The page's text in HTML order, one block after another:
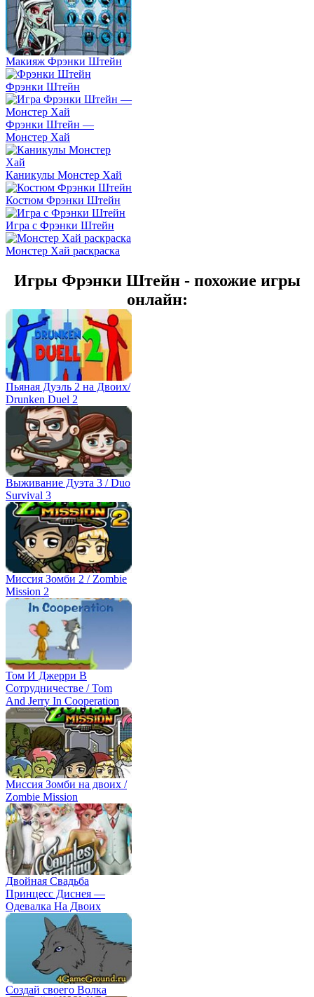
Макияж Фрэнки Штейн
Фрэнки Штейн
Фрэнки Штейн —
Монстер Хай
Каникулы Монстер Хай
Костюм Фрэнки Штейн
Игра с Фрэнки Штейн
Монстер Хай раскраска
Игры Фрэнки Штейн - похожие игры
онлайн:
Пьяная Дуэль 2 на Двоих/
Drunken Duel 2
Выживание Дуэта 3 / Duo
Survival 3
Миссия Зомби 2 / Zombie
Mission 2
Том И Джерри В
Сотрудничестве / Tom
And Jerry In Cooperation
Миссия Зомби на двоих /
Zombie Mission
Двойная Свадьба
Принцесс Диснея —
Одевалка На Двоих
Создай своего Волка